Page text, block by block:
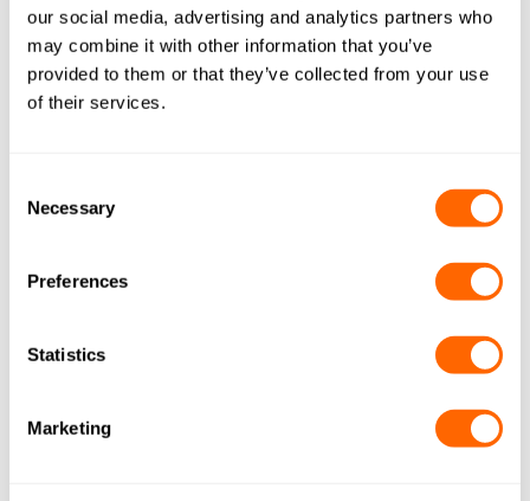
our social media, advertising and analytics partners who
may combine it with other information that you’ve
provided to them or that they’ve collected from your use
of their services.
Selection
Necessary
Preferences
Statistics
Marketing
SKONTAKTUJ SIĘ Z NAMI
Wypełnij krótki formularz poniżej, a nasz zespół
skontaktuje się z Tobą.